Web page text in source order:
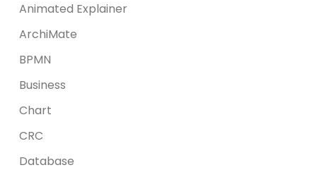
Animated Explainer
ArchiMate
BPMN
Business
Chart
CRC
Database